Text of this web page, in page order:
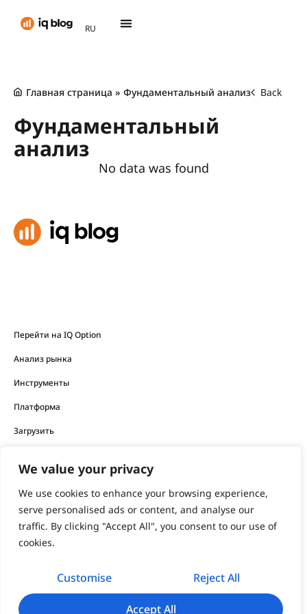
We value your privacy
We use cookies to enhance your browsing experience,
serve personalised ads or content, and analyse our
traffic. By clicking "Accept All", you consent to our use of
cookies.
Customise Reject All
Accept All
RU
TH
Главная страница » Фундаментальный анализ Back
Фундаментальный
анализ
No data was found
Перейти на IQ Option
Анализ рынка
Инструменты
Платформа
Загрузить
Финансовые продукты, предлагаемые компанией, несут
высокий уровень риска и могут привести к потере всех
ваших средств.
Никогда не инвестируйте деньги, потерю которых вы не
можете себе позволить.
support@iqoption.com